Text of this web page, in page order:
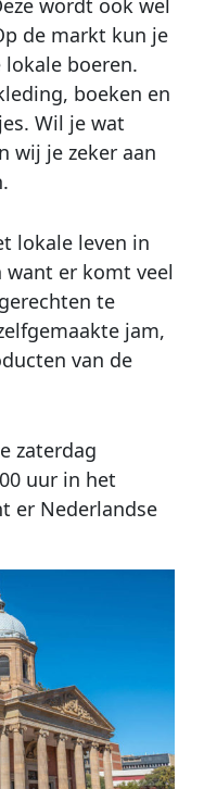
wordt ook wel
de markt kun je
boeren.
boeken en
Wil je wat
wij je zeker aan
lokale leven in
er komt veel
te
jam,
van de
zaterdag
uur in het
er Nederlandse